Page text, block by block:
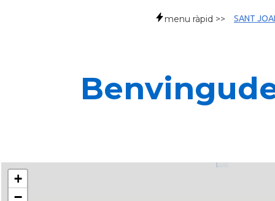
menu ràpid >> SANT
+
−